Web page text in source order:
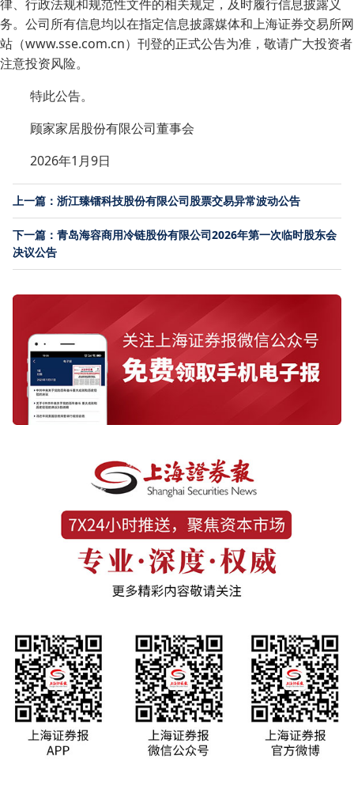
律、行政法规和规范性文件的相关规定，及时履行信息披露义
务。公司所有信息均以在指定信息披露媒体和上海证券交易所网
站（www.sse.com.cn）刊登的正式公告为准，敬请广大投资者
注意投资风险。
特此公告。
顾家家居股份有限公司董事会
2026年1月9日
上一篇：浙江臻镭科技股份有限公司股票交易异常波动公告
下一篇：青岛海容商用冷链股份有限公司2026年第一次临时股东会
决议公告